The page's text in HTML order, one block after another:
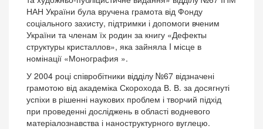
НАН України була вручена грамота від Фонду
соціального захисту, підтримки і допомоги вченим
України та членам їх родин за книгу «Дефекты
структуры кристаллов», яка зайняла I місце в
номінації «Монография ».
У 2004 році співробітники відділу №67 відзначені
грамотою від академіка Скорохода В. В. за досягнуті
успіхи в рішенні наукових проблем і творчий підхід
при проведенні досліджень в області водневого
матеріалознавства і наноструктурного вуглецю.